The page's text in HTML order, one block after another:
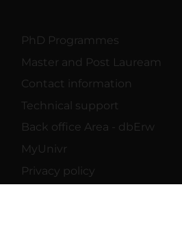
PhD Programmes
Master and Post Lauream
Contact information
Technical support
Back office Area - dbErw
MyUnivr
Privacy policy